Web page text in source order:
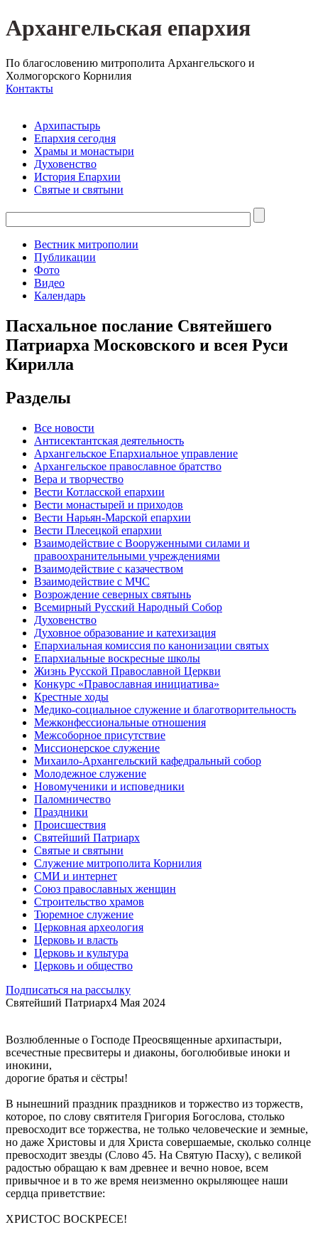
Архангельская епархия
По благословению митрополита Архангельского и
Холмогорского Корнилия
Контакты
Архипастырь
Епархия сегодня
Храмы и монастыри
Духовенство
История Епархии
Святые и святыни
Вестник митрополии
Публикации
Фото
Видео
Календарь
Пасхальное послание Святейшего
Патриарха Московского и всея Руси
Кирилла
Разделы
Все новости
Антисектантская деятельность
Архангельское Епархиальное управление
Архангельское православное братство
Вера и творчество
Вести Котласской епархии
Вести монастырей и приходов
Вести Нарьян-Марской епархии
Вести Плесецкой епархии
Взаимодействие с Вооруженными силами и
правоохранительными учреждениями
Взаимодействие с казачеством
Взаимодействие с МЧС
Возрождение северных святынь
Всемирный Русский Народный Собор
Духовенство
Духовное образование и катехизация
Епархиальная комиссия по канонизации святых
Епархиальные воскресные школы
Жизнь Русской Православной Церкви
Конкурс «Православная инициатива»
Крестные ходы
Медико-социальное служение и благотворительность
Межконфессиональные отношения
Межсоборное присутствие
Миссионерское служение
Михаило-Архангельский кафедральный собор
Молодежное служение
Новомученики и исповедники
Паломничество
Праздники
Происшествия
Святейший Патриарх
Святые и святыни
Служение митрополита Корнилия
СМИ и интернет
Союз православных женщин
Строительство храмов
Тюремное служение
Церковная археология
Церковь и власть
Церковь и культура
Церковь и общество
Подписаться на рассылку
Святейший Патриарх4 Мая 2024
Возлюбленные о Господе Преосвященные архипастыри,
всечестные пресвитеры и диаконы, боголюбивые иноки и
инокини,
дорогие братья и сёстры!
В нынешний праздник праздников и торжество из торжеств,
которое, по слову святителя Григория Богослова, столько
превосходит все торжества, не только человеческие и земные,
но даже Христовы и для Христа совершаемые, сколько солнце
превосходит звезды (Слово 45. На Святую Пасху), с великой
радостью обращаю к вам древнее и вечно новое, всем
привычное и в то же время неизменно окрыляющее наши
сердца приветствие:
ХРИСТОС ВОСКРЕСЕ!